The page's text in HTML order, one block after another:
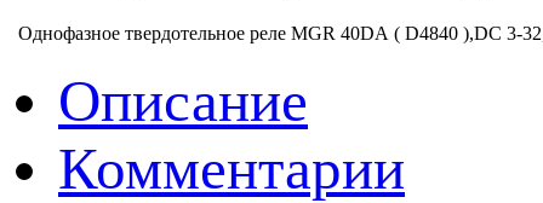
Однофазное твердотельное реле MGR 40DА ( D4840 ),DC 3-
Описание
Комментарии